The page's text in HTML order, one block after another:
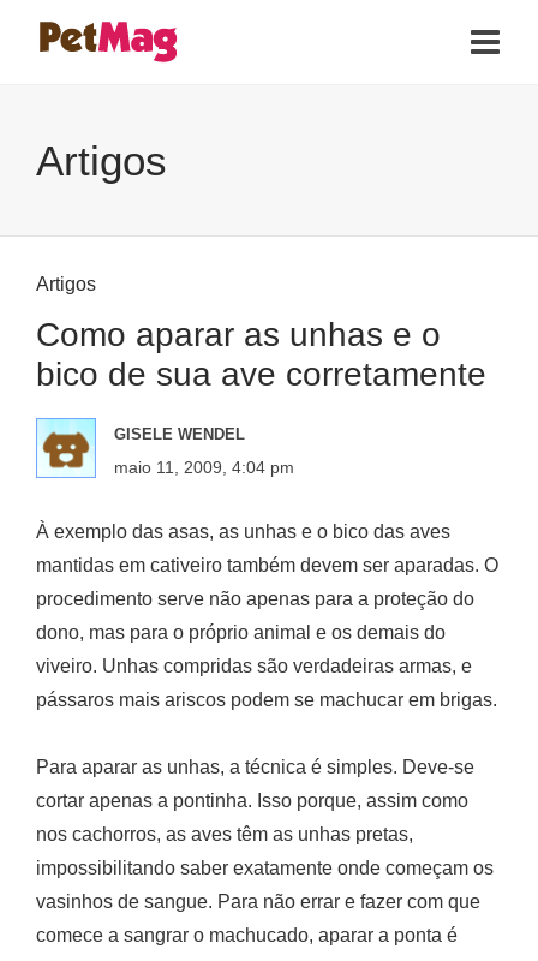
Artigos
Artigos
Como aparar as unhas e o
bico de sua ave corretamente
GISELE WENDEL
maio 11, 2009, 4:04 pm
À exemplo das asas, as unhas e o bico das aves
mantidas em cativeiro também devem ser aparadas. O
procedimento serve não apenas para a proteção do
dono, mas para o próprio animal e os demais do
viveiro. Unhas compridas são verdadeiras armas, e
pássaros mais ariscos podem se machucar em brigas.
Para aparar as unhas, a técnica é simples. Deve-se
cortar apenas a pontinha. Isso porque, assim como
nos cachorros, as aves têm as unhas pretas,
impossibilitando saber exatamente onde começam os
vasinhos de sangue. Para não errar e fazer com que
comece a sangrar o machucado, aparar a ponta é